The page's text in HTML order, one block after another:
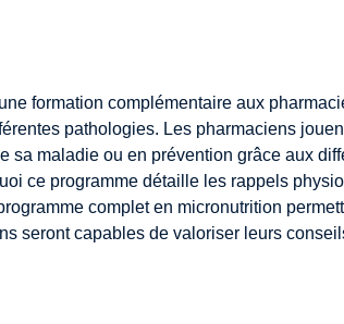
formation complémentaire aux
pathologies. Les pharmaciens
sa maladie ou en prévention grâce aux
ce programme détaille les rappels
complet en micronutrition
seront capables de valoriser leurs